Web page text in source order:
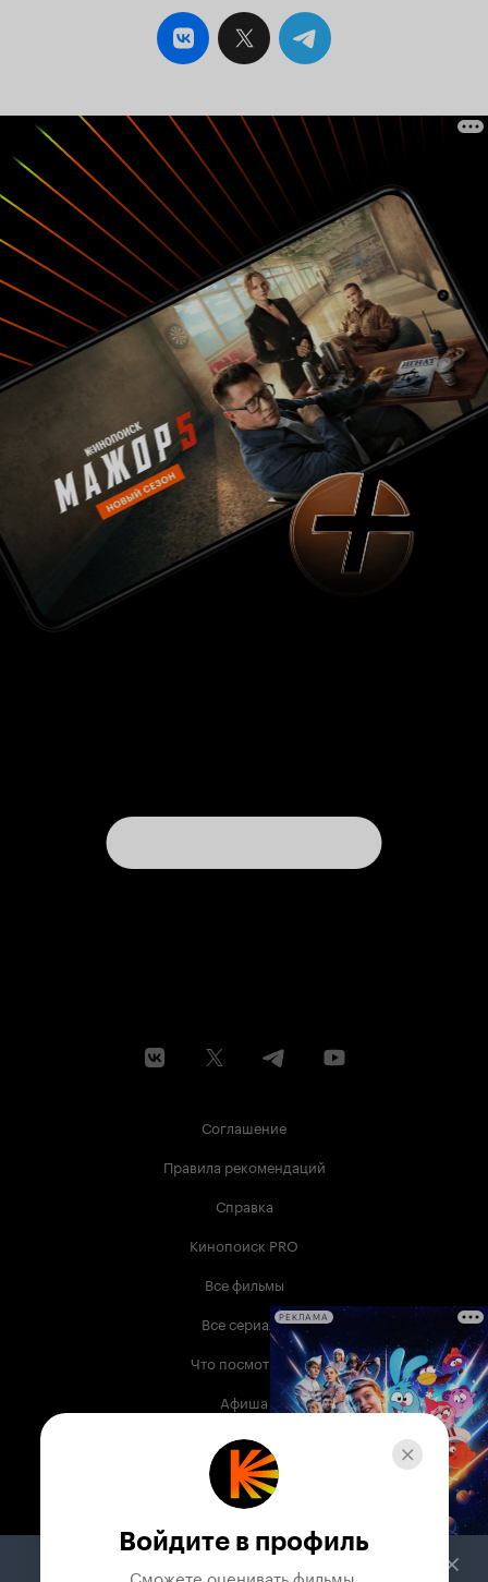
Соглашение
Правила рекомендаций
Справка
Кинопоиск PRO
Все фильмы
Все сериалы
Что посмотреть
Афиша
Музыка
Телепрограмма
Служба поддержки
РЕКЛАМА
Войдите в профиль
Сможете оценивать фильмы,